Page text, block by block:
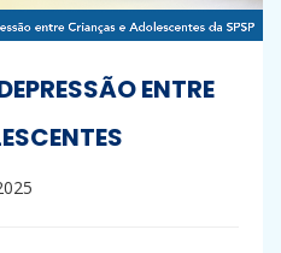
ENTRE